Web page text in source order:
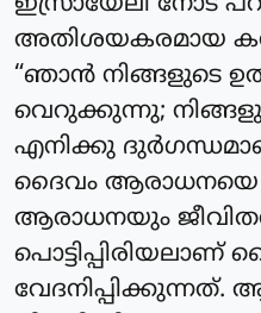
അതിശയകരമായ
“ഞാൻ നിങ്ങളുടെ
വെറുക്കുന്നു;
എനിക്കു
ദൈവം ആരാധനയെ
ആരാധനയും
പൊട്ടിപ്പിരിയലാണ്
വേദനിപ്പിക്കുന്നത്.